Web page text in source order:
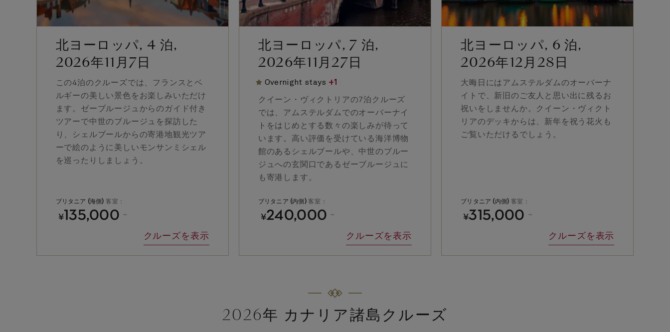
北ヨーロッパ, 4 泊,
2026年11月7日
この4泊のクルーズでは、フランスとベ
ルギーの美しい景色をお楽しみいただけ
ます。ゼーブルージュからのガイド付き
ツアーで中世のブルージュを探訪した
り、シェルブールからの寄港地観光ツア
ーで絵のように美しいモンサンミシェル
を巡ったりしましょう。
ブリタニア (海側) 客室：
¥135,000 ～
クルーズを表示
北ヨーロッパ, 7 泊,
2026年11月27日
Overnight stays +1
クイーン・ヴィクトリアの7泊クルーズ
では、アムステルダムでのオーバーナイ
トをはじめとする数々の楽しみが待って
います。高い評価を受けている海洋博物
館のあるシェルブールや、中世のブルー
ジュへの玄関口であるゼーブルージュに
も寄港します。
ブリタニア (内側) 客室：
¥240,000 ～
クルーズを表示
北ヨーロッパ, 6 泊,
2026年12月28日
大晦日にはアムステルダムのオーバーナ
イトで、新旧のご友人と思い出に残るお
祝いをしませんか。クイーン・ヴィクト
リアのデッキからは、新年を祝う花火も
ご覧いただけるでしょう。
ブリタニア (内側) 客室：
¥315,000 ～
クルーズを表示
2026年 カナリア諸島クルーズ